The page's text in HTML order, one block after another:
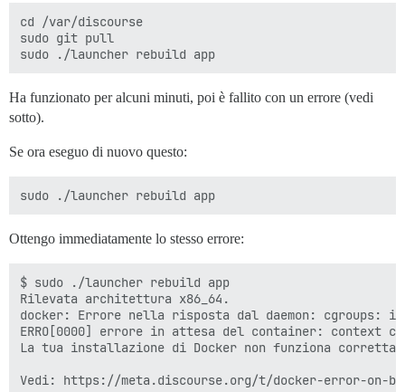
cd /var/discourse
sudo git pull
Ha funzionato per alcuni minuti, poi è fallito con un errore (vedi
sotto).
Se ora eseguo di nuovo questo:
Ottengo immediatamente lo stesso errore:
$ sudo ./launcher rebuild app
Rilevata architettura x86_64.
docker: Errore nella risposta dal daemon: cgroups:
ERRO[0000] errore in attesa del container: context
La tua installazione di Docker non funziona